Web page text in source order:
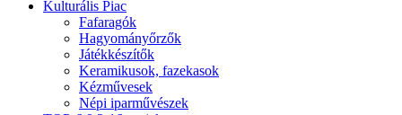
Kulturális Piac
Fafaragók
Hagyományőrzők
Játékkészítők
Keramikusok, fazekasok
Kézművesek
Népi iparművészek